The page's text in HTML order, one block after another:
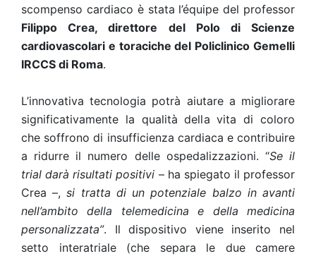
scompenso cardiaco è stata l’équipe del professor
Filippo Crea, direttore del Polo di Scienze
cardiovascolari e toraciche del Policlinico Gemelli
IRCCS di Roma.
L’innovativa tecnologia potrà aiutare a migliorare
significativamente la qualità della vita di coloro
che soffrono di insufficienza cardiaca e contribuire
a ridurre il numero delle ospedalizzazioni. “Se il
trial darà risultati positivi – ha spiegato il professor
Crea –,si tratta di un potenziale balzo in avanti
nell’ambito della telemedicina e della medicina
personalizzata”. Il dispositivo viene inserito nel
setto interatriale (che separa le due camere